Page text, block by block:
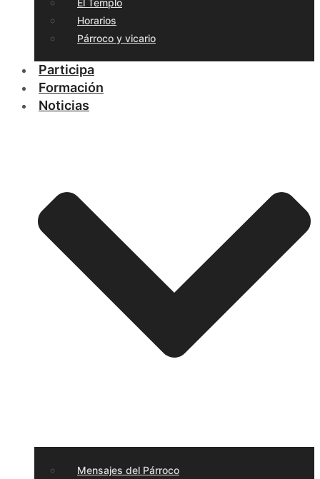
Horarios
Párroco y vicario
Participa
Formación
Noticias
Mensajes del Párroco